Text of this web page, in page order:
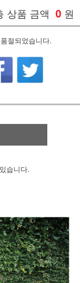
상품 금액 0 원
절되었습니다.
습니다.